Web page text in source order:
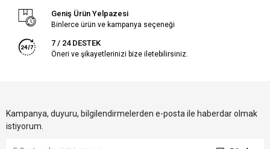
Geniş Ürün Yelpazesi
Binlerce ürün ve kampanya seçeneği
7 / 24 DESTEK
Öneri ve şikayetlerinizi bize iletebilirsiniz.
Kampanya, duyuru, bilgilendirmelerden e-posta ile haberdar olmak
istiyorum.